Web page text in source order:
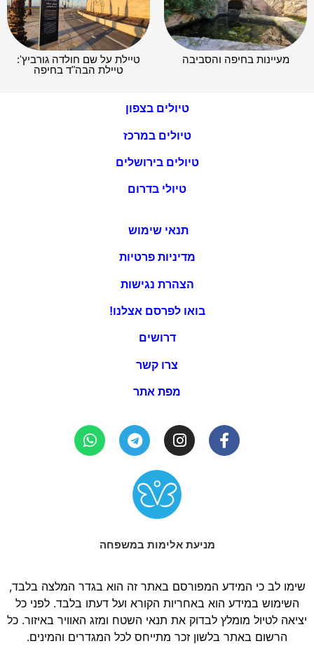
מעיינות בחיפה והסביבה
טיילת על שם חולדה גורביץ':
טיילת הבה"ד בחיפה
טיולים בצפון
טיולים במרכז
טיולים בירושלים
טיולי בדרום
תנאי שימוש
מדיניות פרטיות
הצהרת נגישות
בואו לפרסם אצלנו!
דרושים
צרו קשר
מפת אתר
מניעת אלימות במשפחה
שימו לב כי המידע המפורסם באתר זה הוא בגדר המלצה בלבד,
השימוש במידע הוא באחריות הקורא ועל דעתו בלבד. לפני כל
יציאה לטיול מומלץ לבדוק את תנאי השטח ומזג האוויר באיזור. כל
הרשום באתר בלשון זכר מתייחס לכל המגדרים והמינים.